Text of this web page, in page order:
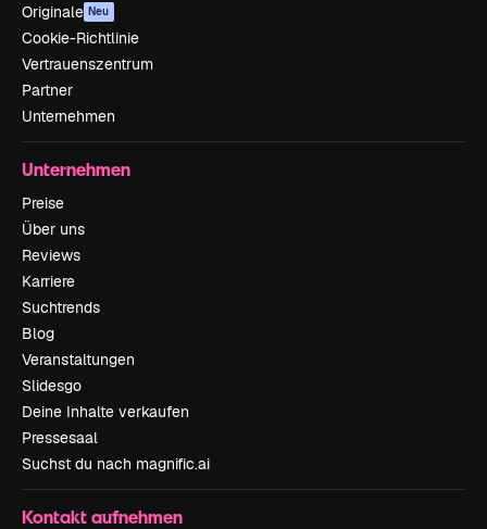
Originale Neu
Cookie-Richtlinie
Vertrauenszentrum
Partner
Unternehmen
Unternehmen
Preise
Über uns
Reviews
Karriere
Suchtrends
Blog
Veranstaltungen
Slidesgo
Deine Inhalte verkaufen
Pressesaal
Suchst du nach magnific.ai
Kontakt aufnehmen